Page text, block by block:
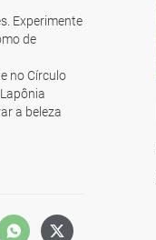
Experimente
de
no Círculo
a beleza